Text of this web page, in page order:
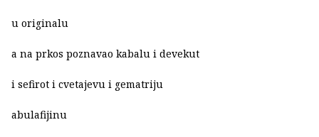
u originalu
a na prkos poznavao kabalu i devekut
i sefirot i cvetajevu i gematriju
abulafijinu